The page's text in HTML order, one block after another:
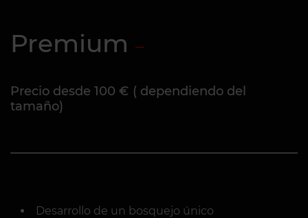
Premium
Precio desde 100 € ( dependiendo del
tamaño)
Desarrollo de un bosquejo único